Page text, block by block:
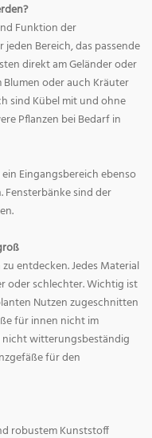
Funktion der
Bereich, das passende
direkt am Geländer oder
oder auch Kräuter
sind Kübel mit und ohne
Pflanzen bei Bedarf in
Eingangsbereich ebenso
Fensterbänke sind der
entdecken. Jedes Material
oder schlechter. Wichtig ist
Nutzen zugeschnitten
für innen nicht im
nicht witterungsbeständig
für den
robustem Kunststoff